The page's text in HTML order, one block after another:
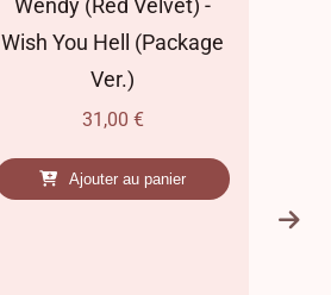
Wendy (Red Velvet) -
Wish You Hell (Package
Ver.)
31,00 €
Ajouter au panier